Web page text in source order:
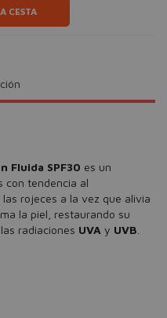
CESTA
Fluida SPF30 es un
con tendencia al
rojeces a la vez que alivia
la piel, restaurando su
radiaciones UVA y UVB